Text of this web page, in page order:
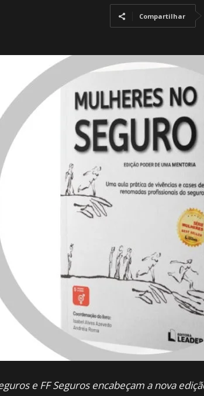
Compartilhar
e FF Seguros encabeçam a nova